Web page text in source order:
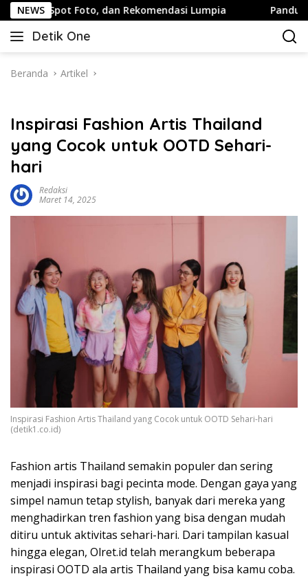
Langsung
ke
konten
NEWS
dan Rekomendasi Lumpia Panduan Wisata
Detik One
Tajam
Fakta
Beranda Artikel
Inspirasi Fashion Artis Thailand
yang Cocok untuk OOTD Sehari-
hari
Redaksi
Maret 14, 2025
Inspirasi Fashion Artis Thailand yang Cocok untuk OOTD Sehari-hari
(detik1.co.id)
Fashion artis Thailand semakin populer dan sering
menjadi inspirasi bagi pecinta mode. Dengan gaya yang
simpel namun tetap stylish, banyak dari mereka yang
menghadirkan tren fashion yang bisa dengan mudah
ditiru untuk aktivitas sehari-hari. Dari tampilan kasual
hingga elegan, Olret.id telah merangkum beberapa
inspirasi OOTD ala artis Thailand yang bisa kamu coba.